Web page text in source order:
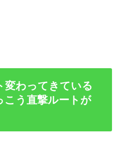
変わってきている
こう直撃ルートが